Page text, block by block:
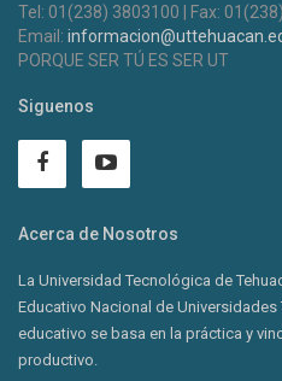
Tel: 01(238) 3803100 | Fax:
Email:
PORQUE SER TÚ ES SER UT
Siguenos
Acerca de Nosotros
La Universidad Tecnológica de
Educativo Nacional de
educativo se basa en la práctica y
productivo.